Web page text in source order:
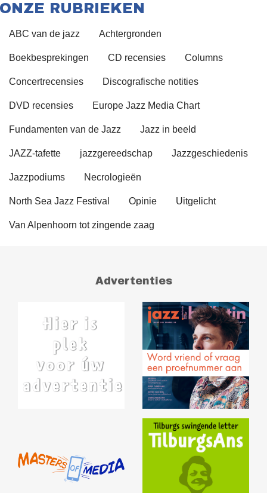
ONZE RUBRIEKEN
ABC van de jazz Achtergronden
Boekbesprekingen CD recensies Columns
Concertrecensies Discografische notities
DVD recensies Europe Jazz Media Chart
Fundamenten van de Jazz Jazz in beeld
JAZZ-tafette jazzgereedschap Jazzgeschiedenis
Jazzpodiums Necrologieën
North Sea Jazz Festival Opinie Uitgelicht
Van Alpenhoorn tot zingende zaag
Advertenties